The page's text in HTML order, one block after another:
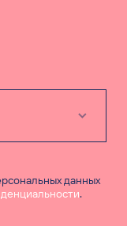
данных
.